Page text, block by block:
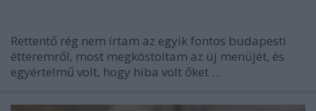
Rettentő rég nem írtam az egyik fontos budapesti
étteremről, most megkóstoltam az új menüjét, és
egyértelmű volt, hogy hiba volt őket ...